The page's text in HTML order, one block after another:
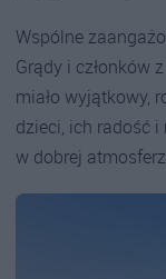
Wspólne
Grądy i członków
miało wyjątkowy,
dzieci, ich radość
w dobrej